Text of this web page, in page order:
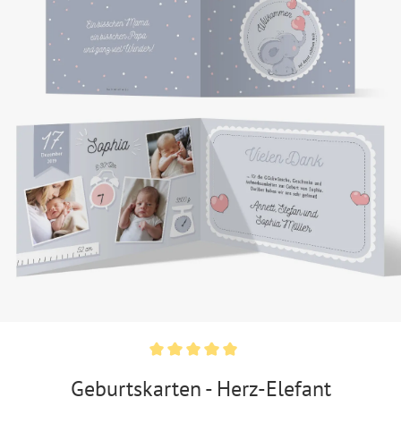
Geburtskarten - Herz-Elefant